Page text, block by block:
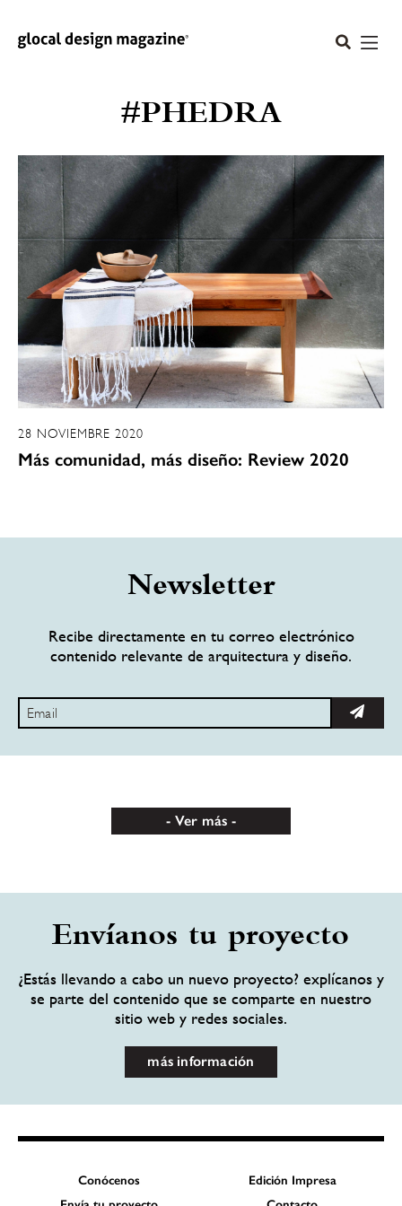
#PHEDRA
28 NOVIEMBRE 2020
Más comunidad, más diseño: Review 2020
Newsletter
Recibe directamente en tu correo electrónico
contenido relevante de arquitectura y diseño.
Ver más
Envíanos tu proyecto
¿Estás llevando a cabo un nuevo proyecto? explícanos y
se parte del contenido que se comparte en nuestro
sitio web y redes sociales.
más información
Conócenos
Edición Impresa